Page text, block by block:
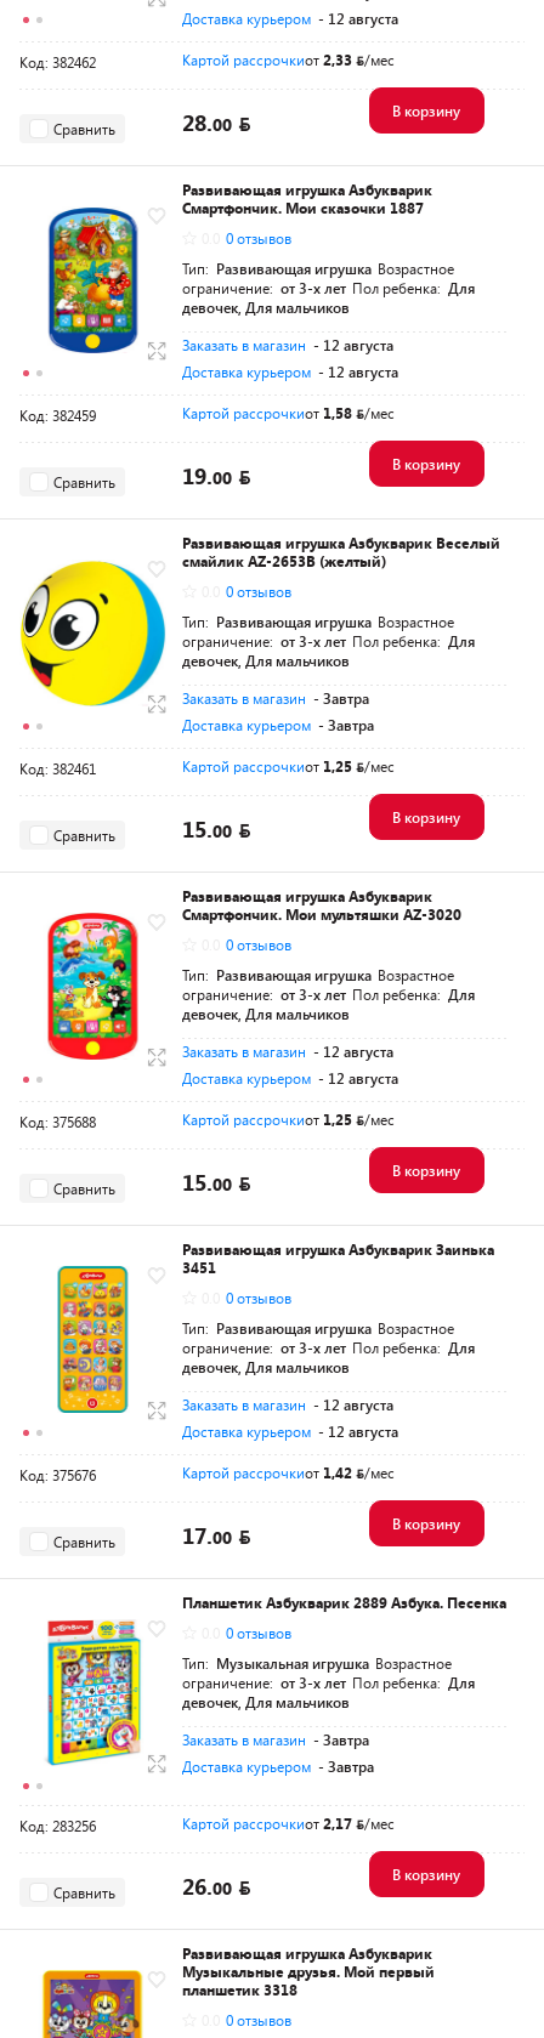
Доставка курьером - 12 августа
Код: 382462 Картой рассрочкиот2,33 /мес
Сравнить 28.00
В корзину
Развивающая игрушка Азбукварик
Смартфончик. Мои сказочки 1887
0 отзывов
Тип: Развивающая игрушка Возрастное
ограничение: от 3-х лет Пол ребенка: Для
девочек, Для мальчиков
Заказать в магазин - 12 августа
Доставка курьером - 12 августа
Код: 382459 Картой рассрочкиот 1,58 /мес
Сравнить 19.00
В корзину
Развивающая игрушка Азбукварик Веселый
смайлик AZ-2653В (желтый)
0 отзывов
Тип: Развивающая игрушка Возрастное
ограничение: от 3-х лет Пол ребенка: Для
девочек, Для мальчиков
Заказать в магазин - Завтра
Доставка курьером - Завтра
Код: 382461 Картой рассрочкиот 1,25 /мес
Сравнить 15.00
В корзину
Развивающая игрушка Азбукварик
Смартфончик. Мои мультяшки AZ-3020
0 отзывов
Тип: Развивающая игрушка Возрастное
ограничение: от 3-х лет Пол ребенка: Для
девочек, Для мальчиков
Заказать в магазин - 12 августа
Доставка курьером - 12 августа
Код: 375688 Картой рассрочкиот 1,25 /мес
Сравнить 15.00
В корзину
Развивающая игрушка Азбукварик Заинька
3451
0 отзывов
Тип: Развивающая игрушка Возрастное
ограничение: от 3-х лет Пол ребенка: Для
девочек, Для мальчиков
Заказать в магазин - 12 августа
Доставка курьером - 12 августа
Код: 375676 Картой рассрочкиот 1,42 /мес
Сравнить 17.00
В корзину
Планшетик Азбукварик 2889 Азбука. Песенка
0 отзывов
Тип: Музыкальная игрушка Возрастное
ограничение: от 3-х лет Пол ребенка: Для
девочек, Для мальчиков
Заказать в магазин - Завтра
Доставка курьером - Завтра
Код: 283256 Картой рассрочкиот2,17 /мес
Сравнить 26.00
В корзину
Развивающая игрушка Азбукварик
Музыкальные друзья. Мой первый
планшетик 3318
0 отзывов